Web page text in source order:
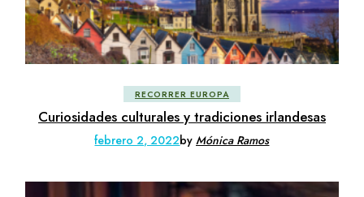
RECORRER EUROPA
Curiosidades culturales y tradiciones irlandesas
febrero 2, 2022byMónica Ramos